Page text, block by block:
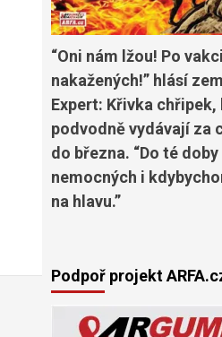
“Oni nám lžou! Po
nakažených!” hlásí
Expert: Křivka
podvodně vydávají za
do března. “Do té
nemocných i
na hlavu.”
Podpoř projekt